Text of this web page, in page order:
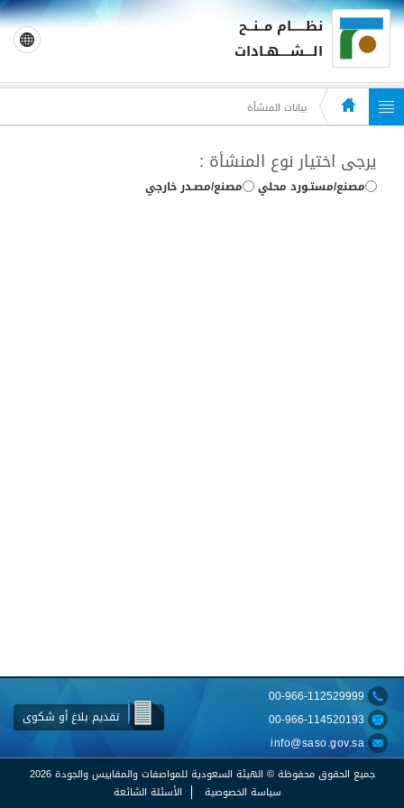
نظـــــام مــنــح
الـــشــــهـادات
بيانات المنشأة
يرجى اختيار نوع المنشأة :
مصنع/مستـورد محلي مصنع/مصـدر خارجي
00-966-112529999
00-966-114520193
info@saso.gov.sa
تقديم بلاغ أو شكوى
جميع الحقوق محفوظة © الهيئة السعودية للمواصفات والمقاييس والجودة2026
سياسة الخصوصية
الأسئلة الشائعة